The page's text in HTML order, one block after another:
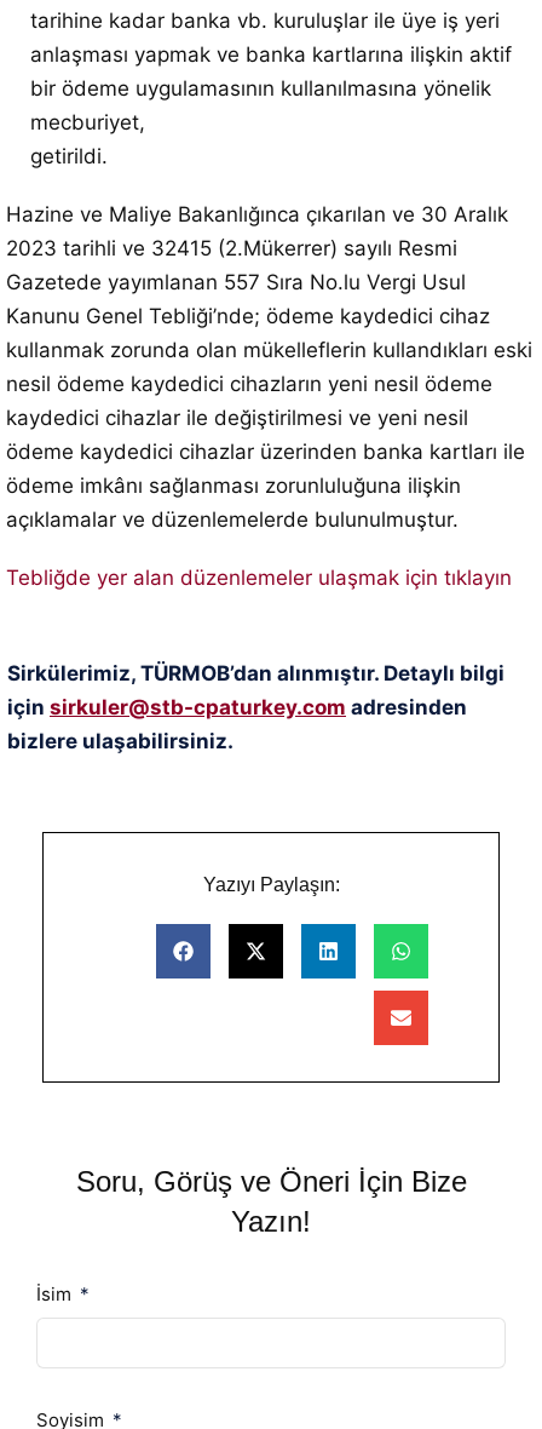
tarihine kadar banka vb. kuruluşlar ile üye iş yeri
anlaşması yapmak ve banka kartlarına ilişkin aktif
bir ödeme uygulamasının kullanılmasına yönelik
mecburiyet,
getirildi.
Hazine ve Maliye Bakanlığınca çıkarılan ve 30 Aralık
2023 tarihli ve 32415 (2.Mükerrer) sayılı Resmi
Gazetede yayımlanan 557 Sıra No.lu Vergi Usul
Kanunu Genel Tebliği’nde; ödeme kaydedici cihaz
kullanmak zorunda olan mükelleflerin kullandıkları eski
nesil ödeme kaydedici cihazların yeni nesil ödeme
kaydedici cihazlar ile değiştirilmesi ve yeni nesil
ödeme kaydedici cihazlar üzerinden banka kartları ile
ödeme imkânı sağlanması zorunluluğuna ilişkin
açıklamalar ve düzenlemelerde bulunulmuştur.
Tebliğde yer alan düzenlemeler ulaşmak için tıklayın
Sirkülerimiz, TÜRMOB’dan alınmıştır. Detaylı bilgi
için sirkuler@stb-cpaturkey.com adresinden
bizlere ulaşabilirsiniz.
Yazıyı Paylaşın:
Soru, Görüş ve Öneri İçin Bize
Yazın!
İsim
Soyisim